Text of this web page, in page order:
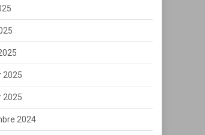
2025
2025
2024